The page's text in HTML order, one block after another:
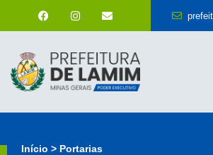
Início > Portarias